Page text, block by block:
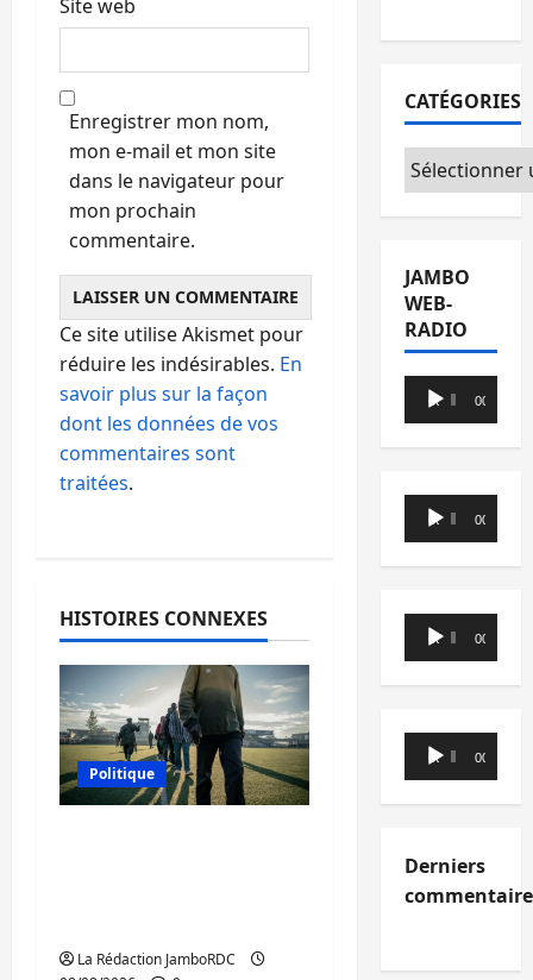
Site web
Enregistrer mon nom,
mon e-mail et mon site
dans le navigateur pour
mon prochain
commentaire.
Ce site utilise Akismet pour
réduire les indésirables. En
savoir plus sur la façon
dont les données de vos
commentaires sont
traitées.
HISTOIRES CONNEXES
Politique
La Rédaction JamboRDC
CATÉGORIES
Catégories
JAMBO
WEB-
RADIO
Lecteur
audio
00:00 00:00
Lecteur
audio
00:00 00:00
Lecteur
audio
00:00 00:00
Lecteur
audio
00:00 00:00
Derniers